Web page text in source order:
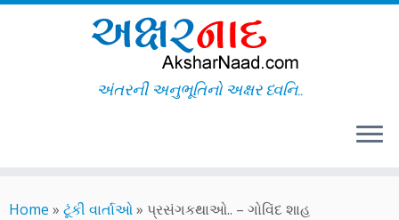
to
અંતરની અનુભૂતિનો અક્ષર ધ્વનિ..
Home » ટૂંકી વાર્તાઓ» પ્રસંગકથાઓ.. – ગોવિંદ શાહ